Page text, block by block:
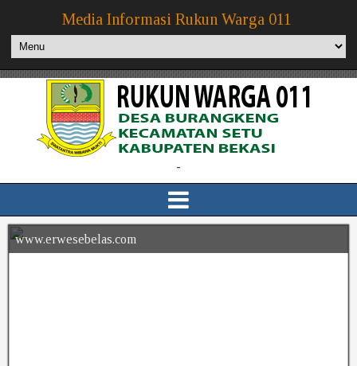
Media Informasi Rukun Warga 011
-
www.erwesebelas.com
www.erwesebelas.com